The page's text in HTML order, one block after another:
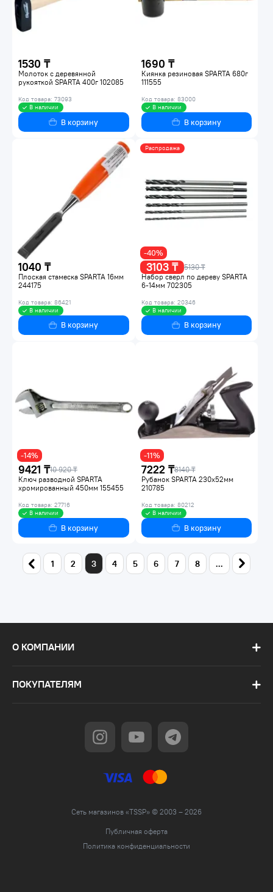
1530 ₸
Молоток с деревянной
рукояткой SPARTA 400г 102085
Код товара: 73093
В наличии
В корзину
1690 ₸
Киянка резиновая SPARTA 680г
111555
Код товара: 83000
В наличии
В корзину
1040 ₸
Плоская стамеска SPARTA 16мм
244175
Код товара: 86421
В наличии
В корзину
Распродажа
3103 ₸ 5130 ₸
-40%
Набор сверл по дереву SPARTA
6-14мм 702305
Код товара: 20346
В наличии
В корзину
9421 ₸10 920 ₸
-14%
Ключ разводной SPARTA
хромированный 450мм 155455
Код товара: 27716
В наличии
В корзину
7222 ₸8140 ₸
-11%
Рубанок SPARTA 230х52мм
210785
Код товара: 80212
В наличии
В корзину
1 2 3 4 5 6 7 8 ...
О КОМПАНИИ
ПОКУПАТЕЛЯМ
Сеть магазинов «TSSP» © 2003 – 2026
Публичная оферта
Политика конфиденциальности